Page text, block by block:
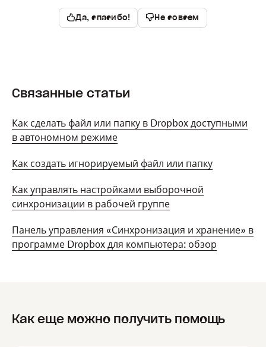
Да, спасибо! Не совсем
Связанные статьи
Как сделать файл или папку в Dropbox доступными
в автономном режиме
Как создать игнорируемый файл или папку
Как управлять настройками выборочной
синхронизации в рабочей группе
Панель управления «Синхронизация и хранение» в
программе Dropbox для компьютера: обзор
Как еще можно получить помощь